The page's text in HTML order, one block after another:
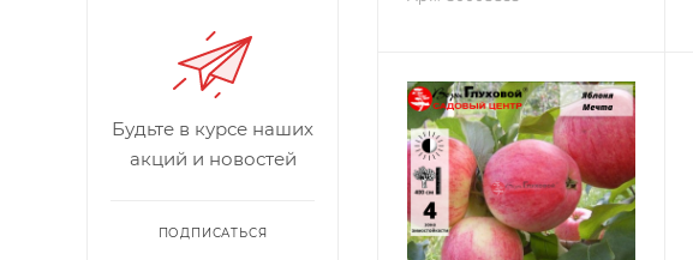
Будьте в курсе наших
акций и новостей
ПОДПИСАТЬСЯ